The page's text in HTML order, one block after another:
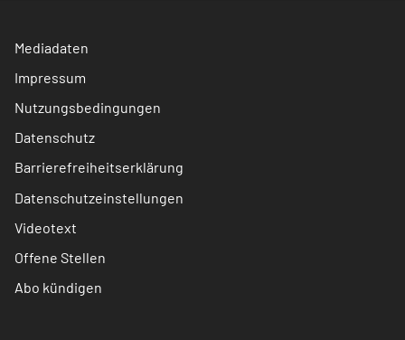
Mediadaten
Impressum
Nutzungsbedingungen
Datenschutz
Barrierefreiheitserklärung
Datenschutzeinstellungen
Videotext
Offene Stellen
Abo kündigen